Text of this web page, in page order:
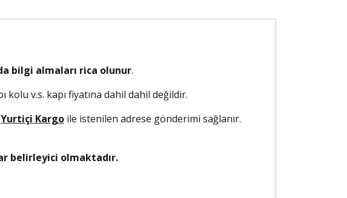
bilgi almaları rica olunur.
v.s. kapı fiyatına dahil dahil değildir.
Yurtiçi Kargo ile istenilen adrese gönderimi sağlanır.
belirleyici olmaktadır.